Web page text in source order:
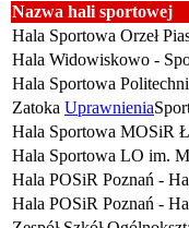
Nazwa hali sportowej
Hala Sportowa Orzeł
Hala Widowiskowo -
Hala Sportowa
Zatoka Uprawnienia
Hala Sportowa MOSiR
Hala Sportowa LO im.
Hala POSiR Poznań -
Hala POSiR Poznań -